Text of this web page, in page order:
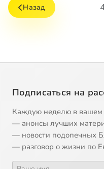
Назад
Подписаться на
Каждую неделю в вашем
— анонсы лучших
— новости подопечных
— разговор о жизни по